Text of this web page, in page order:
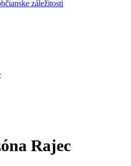
záležitosti
Rajec